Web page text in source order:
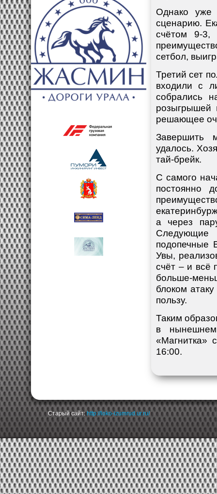
Однако уже
сценарию.
счётом 9-3,
сетбол,
Третий сет
входили с
собрались
розыгрышей
решающее
Завершить
удалось.
тай-брейк.
С самого
постоянно
а через
Следующие
подопечные
Увы,
счёт – и всё
больше-
блоком
пользу.
Таким
в
«Магнитка»
16:00.
Старый сайт:http://loko-izumrud.ur.ru/